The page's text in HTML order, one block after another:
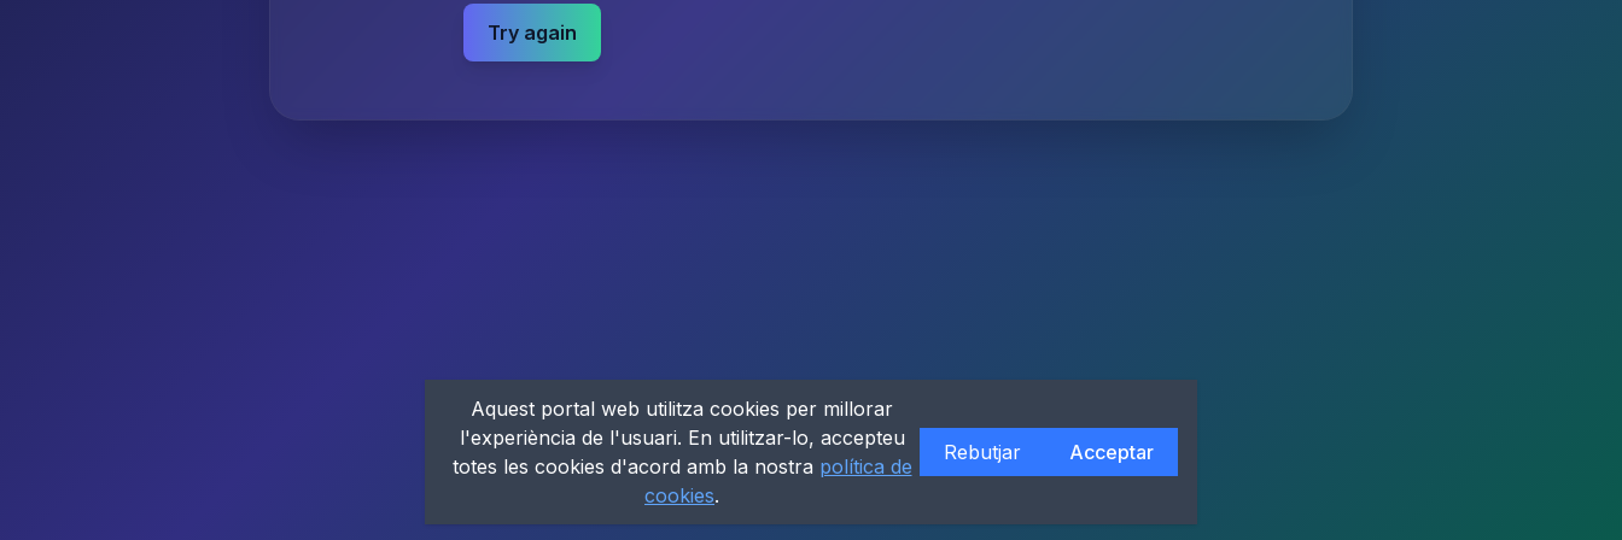
Try again
Aquest portal web utilitza cookies per millorar
l'experiència de l'usuari. En utilitzar-lo, accepteu
totes les cookies d'acord amb la nostra política de
cookies.
Rebutjar Acceptar